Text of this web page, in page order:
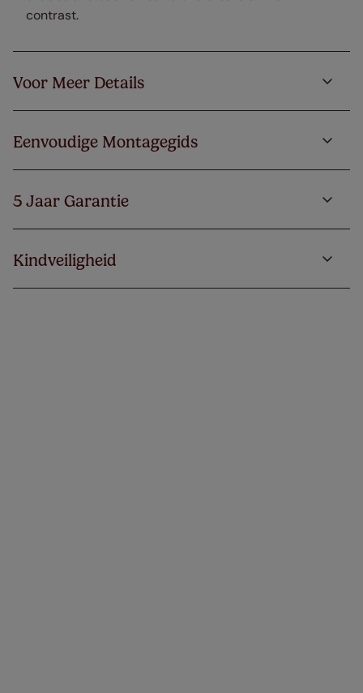
contrast.
Voor Meer Details
Eenvoudige Montagegids
5 Jaar Garantie
Kindveiligheid